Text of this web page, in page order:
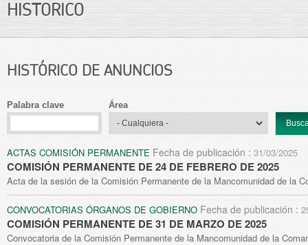
HISTÓRICO
HISTÓRICO DE ANUNCIOS
Palabra clave Área
ACTAS COMISIÓN PERMANENTE Fecha de publicación : 31/03/2025
COMISIÓN PERMANENTE DE 24 DE FEBRERO DE 2025
Acta de la sesión de la Comisión Permanente de la Mancomunidad de la
CONVOCATORIAS ÓRGANOS DE GOBIERNO Fecha de publicación :
COMISIÓN PERMANENTE DE 31 DE MARZO DE 2025
Convocatoria de la Comisión Permanente de la Mancomunidad de la